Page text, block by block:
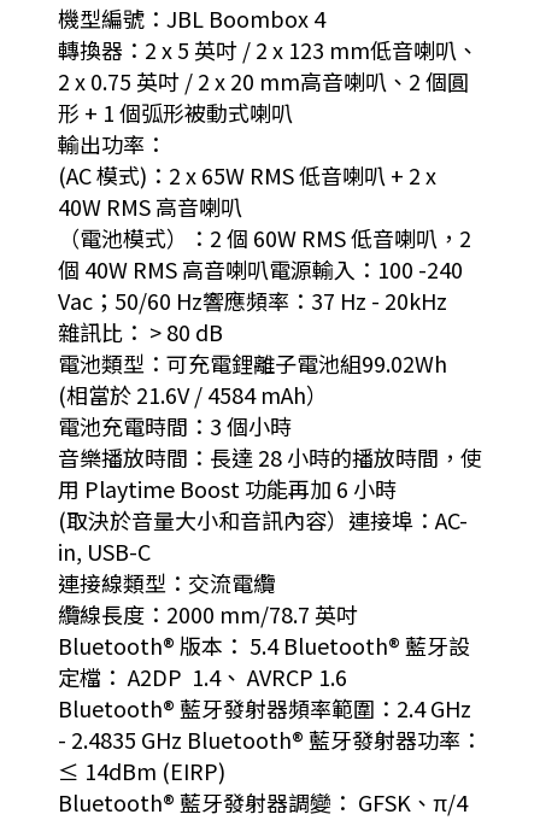
機型編號：JBL Boombox 4
轉換器：2 x 5 英吋 / 2 x 123 mm低音喇叭、
2 x 0.75 英吋 / 2 x 20 mm高音喇叭、2 個圓
形 + 1 個弧形被動式喇叭
輸出功率：
(AC 模式)：2 x 65W RMS 低音喇叭 + 2 x
40W RMS 高音喇叭
（電池模式）：2 個 60W RMS 低音喇叭，2
個 40W RMS 高音喇叭電源輸入：100 -240
Vac；50/60 Hz響應頻率：37 Hz - 20kHz
雜訊比： > 80 dB
電池類型：可充電鋰離子電池組99.02Wh
(相當於 21.6V / 4584 mAh）
電池充電時間：3 個小時
音樂播放時間：長達 28 小時的播放時間，使
用 Playtime Boost 功能再加 6 小時
(取決於音量大小和音訊內容）連接埠：AC-
in, USB-C
連接線類型：交流電纜
纜線長度：2000 mm/78.7 英吋
Bluetooth® 版本： 5.4 Bluetooth® 藍牙設
定檔： A2DP 1.4、 AVRCP 1.6
Bluetooth® 藍牙發射器頻率範圍：2.4 GHz
- 2.4835 GHz Bluetooth® 藍牙發射器功率：
≤ 14dBm (EIRP)
Bluetooth® 藍牙發射器調變： GFSK、π/4